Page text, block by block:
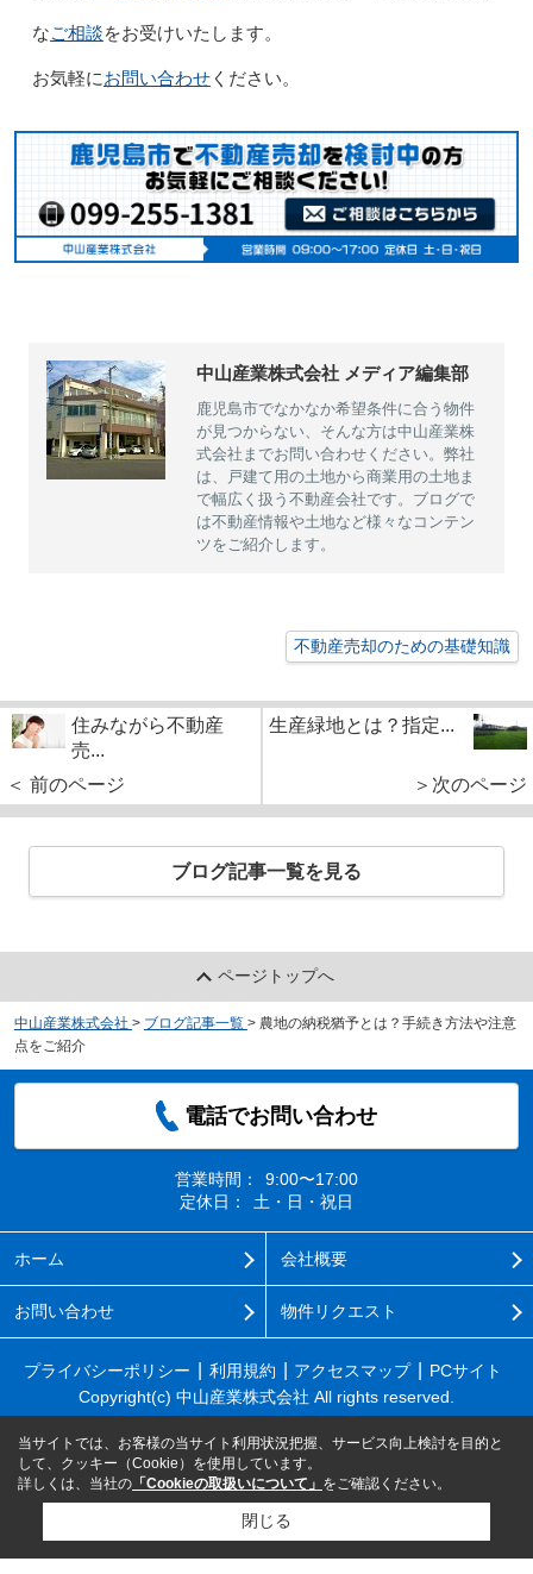
なご相談をお受けいたします。
お気軽にお問い合わせください。
中山産業株式会社 メディア編集部
鹿児島市でなかなか希望条件に合う物件
が見つからない、そんな方は中山産業株
式会社までお問い合わせください。弊社
は、戸建て用の土地から商業用の土地ま
で幅広く扱う不動産会社です。ブログで
は不動産情報や土地など様々なコンテン
ツをご紹介します。
不動産売却のための基礎知識
住みながら不動産
売...
＜ 前のページ
生産緑地とは？指定...
＞次のページ
ブログ記事一覧を見る
ページトップへ
中山産業株式会社 > ブログ記事一覧 > 農地の納税猶予とは？手続き方法や注意
点をご紹介
電話でお問い合わせ
営業時間：
9:00〜17:00
定休日：
土・日・祝日
ホーム 会社概要
お問い合わせ 物件リクエスト
プライバシーポリシー 利用規約 アクセスマップ
PCサイト
Copyright(c) 中山産業株式会社 All rights reserved.
当サイトでは、お客様の当サイト利用状況把握、サービス向上検討を目的と
して、クッキー（Cookie）を使用しています。
詳しくは、当社の 「Cookieの取扱いについて」 をご確認ください。
閉じる